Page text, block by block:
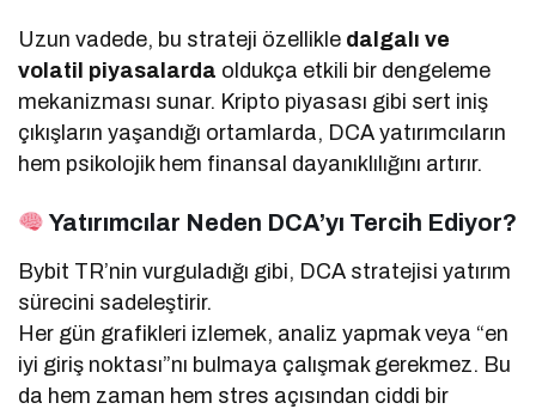
Uzun vadede, bu strateji özellikle dalgalı ve
volatil piyasalarda oldukça etkili bir dengeleme
mekanizması sunar. Kripto piyasası gibi sert iniş
çıkışların yaşandığı ortamlarda, DCA yatırımcıların
hem psikolojik hem finansal dayanıklılığını artırır.
Yatırımcılar Neden DCA’yı Tercih Ediyor?
Bybit TR’nin vurguladığı gibi, DCA stratejisi yatırım
sürecini sadeleştirir.
Her gün grafikleri izlemek, analiz yapmak veya “en
iyi giriş noktası”nı bulmaya çalışmak gerekmez. Bu
da hem zaman hem stres açısından ciddi bir